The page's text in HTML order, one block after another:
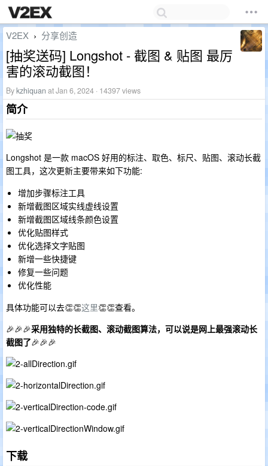
V2EX › 分享创造
[抽奖送码] Longshot - 截图 & 贴图 最厉
害的滚动截图！
Bykzhiquan at Jan 6, 2024 · 14397 views
简介
Longshot 是一款 macOS 好用的标注、取色、标尺、贴图、滚动长截
图工具，这次更新主要带来如下功能:
增加步骤标注工具
新增截图区域实线虚线设置
新增截图区域线条颜色设置
优化贴图样式
优化选择文字贴图
新增一些快捷键
修复一些问题
优化性能
具体功能可以去👏👏这里👏👏查看。
🎉🎉🎉采用独特的长截图、滚动截图算法，可以说是网上最强滚动长
截图了🎉🎉🎉
下载